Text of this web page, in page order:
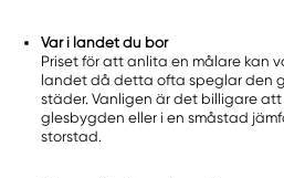
Var i landet du bor
Priset för att anlita en målare kan
landet då detta ofta speglar den
städer. Vanligen är det billigare
glesbygden eller i en småstad
storstad.